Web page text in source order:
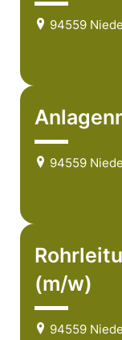
94559
94559
(m/w)
94559